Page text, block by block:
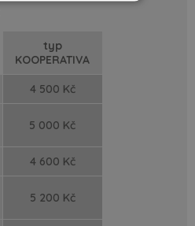
typ
KOOPERATIVA
4 500 Kč
5 000 Kč
4 600 Kč
5 200 Kč